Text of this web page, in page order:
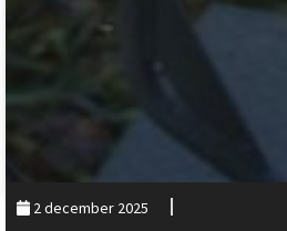
2 december 2025